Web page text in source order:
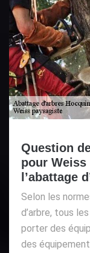
Question
pour
l’abattage
Selon les
d’arbre, tous
porter des
des